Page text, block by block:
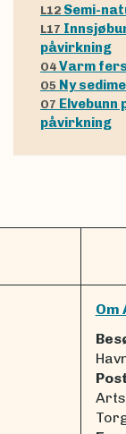
L12 Semi-
L17
påvirkning
O4 Varm
O5 Ny
O7
påvirkning
Om